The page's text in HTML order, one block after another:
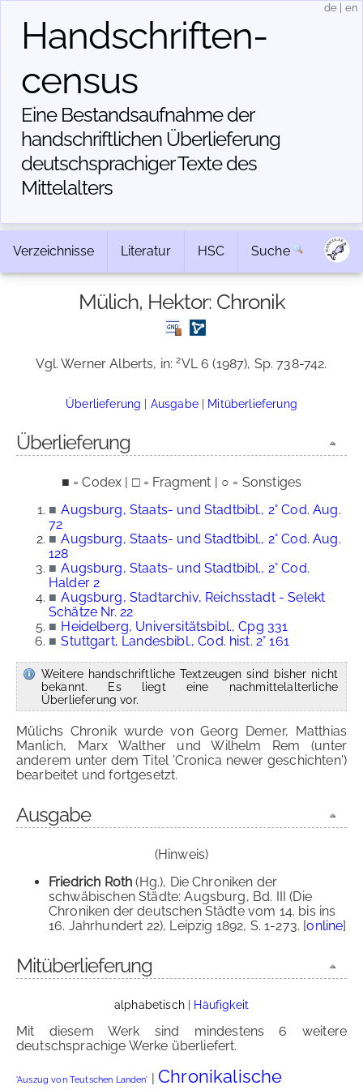
Handschriften­
census
Eine Bestandsaufnahme der
handschriftlichen Über­lieferung
deutschsprachiger Texte des
Mittelalters
de en
Verzeichnisse Literatur HSC Suche
Mülich, Hektor: Chronik
Vgl. Werner Alberts, in:2VL 6 (1987), Sp. 738-742.
Überlieferung | Ausgabe| Mitüberlieferung
Überlieferung
■ = Codex | □ = Fragment | ○ = Sonstiges
■ Augsburg, Staats- und Stadtbibl., 2° Cod. Aug.
72
■ Augsburg, Staats- und Stadtbibl., 2° Cod. Aug.
128
■ Augsburg, Staats- und Stadtbibl., 2° Cod.
Halder 2
■ Augsburg, Stadtarchiv, Reichsstadt - Selekt
Schätze Nr. 22
■ Heidelberg, Universitätsbibl., Cpg 331
■ Stuttgart, Landesbibl., Cod. hist. 2° 161
Weitere handschriftliche Textzeugen sind bisher nicht
bekannt. Es liegt eine nachmittelalterliche
Überlieferung vor.
Mülichs Chronik wurde von Georg Demer, Matthias
Manlich, Marx Walther und Wilhelm Rem (unter
anderem unter dem Titel 'Cronica newer geschichten')
bearbeitet und fortgesetzt.
Ausgabe
(Hinweis)
Friedrich Roth(Hg.), Die Chroniken der
schwäbischen Städte: Augsburg, Bd. III (Die
Chroniken der deutschen Städte vom 14. bis ins
16. Jahrhundert 22), Leipzig 1892, S. 1-273. [online]
Mitüberlieferung
alphabetisch| Häufigkeit
Mit diesem Werk sind mindestens 6 weitere
deutschsprachige Werke überliefert.
'Auszug von Teutschen Landen' | Chronikalische